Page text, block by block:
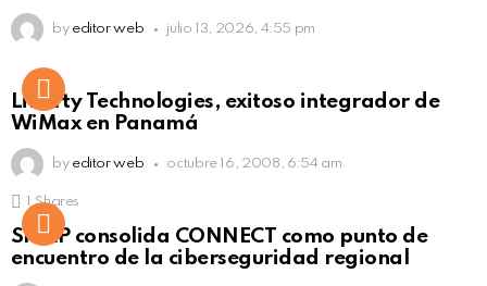
by editor web julio 13, 2026, 4:55 pm
Liberty Technologies, exitoso integrador de
WiMax en Panamá
by editor web octubre 16, 2008, 6:54 am
Click to view this post
Shares
SISAP consolida CONNECT como punto de
encuentro de la ciberseguridad regional